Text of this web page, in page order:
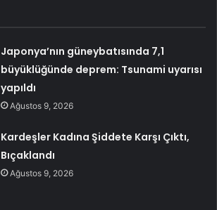
Japonya’nın güneybatısında 7,1
büyüklüğünde deprem: Tsunami uyarısı
yapıldı
Ağustos 9, 2026
Kardeşler Kadına Şiddete Karşı Çıktı,
Bıçaklandı
Ağustos 9, 2026